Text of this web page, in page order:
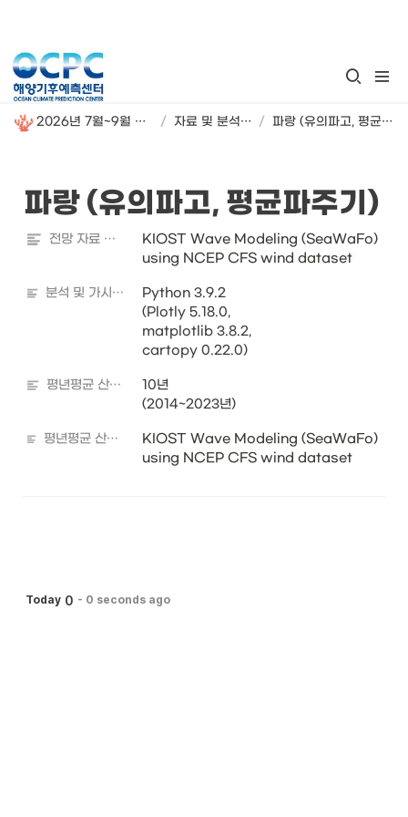
🪸 2026년 7월~9월 해양기후 시범 전망 / 자료 및 분석 정보 / 파랑 (유의파고, 평균파주기)
파랑 (유의파고, 평균파주기)
전망 자료 출처
KIOST Wave Modeling (SeaWaFo)
using NCEP CFS wind dataset
분석 및 가시화 도구
Python 3.9.2
(Plotly 5.18.0,
matplotlib 3.8.2,
cartopy 0.22.0)
평년평균 산출기간
10년
(2014~2023년)
평년평균 산출자료 출처
KIOST Wave Modeling (SeaWaFo)
using NCEP CFS wind dataset
Today 0 - 0 seconds ago